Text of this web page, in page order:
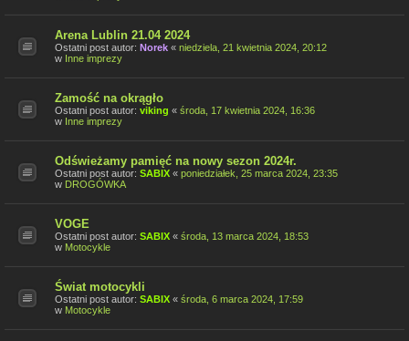
Arena Lublin 21.04 2024
Ostatni post autor: Norek « niedziela, 21 kwietnia 2024, 20:12
w Inne imprezy
Zamość na okrągło
Ostatni post autor: viking « środa, 17 kwietnia 2024, 16:36
w Inne imprezy
Odświeżamy pamięć na nowy sezon 2024r.
Ostatni post autor: SABIX « poniedziałek, 25 marca 2024, 23:35
w DROGÓWKA
VOGE
Ostatni post autor: SABIX « środa, 13 marca 2024, 18:53
w Motocykle
Świat motocykli
Ostatni post autor: SABIX « środa, 6 marca 2024, 17:59
w Motocykle